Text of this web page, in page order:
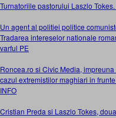
Turnatoriile pastorului Laszlo
Un agent al politiei politice
Tradarea intereselor nationale
varful PE
Roncea.ro si Civic Media,
cazul extremistilor maghiari in
INFO
Cristian Preda si Laszlo Tokes,